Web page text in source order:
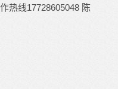
热线17728605048 陈